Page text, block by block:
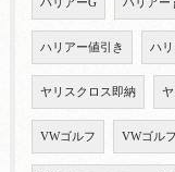
ハリアーG ハリアー
ハリアー値引き ハ
ヤリスクロス即納
VWゴルフ VWゴル